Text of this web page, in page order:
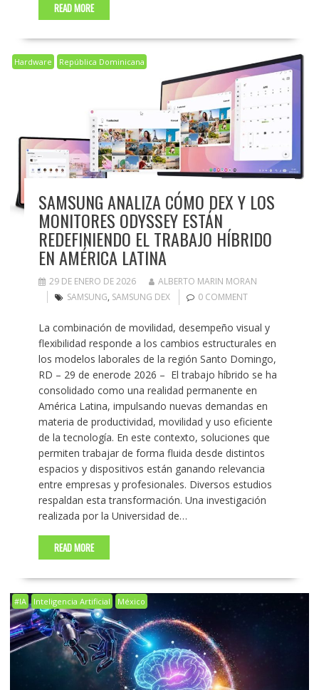
READ MORE
Hardware República Dominicana
SAMSUNG ANALIZA CÓMO DEX Y LOS
MONITORES ODYSSEY ESTÁN
REDEFINIENDO EL TRABAJO HÍBRIDO
EN AMÉRICA LATINA
29 DE ENERO DE 2026
ALBERTO MARIN MORAN
SAMSUNG, SAMSUNG DEX 0 COMMENT
La combinación de movilidad, desempeño visual y
flexibilidad responde a los cambios estructurales en
los modelos laborales de la región Santo Domingo,
RD – 29 de enerode 2026 – El trabajo híbrido se ha
consolidado como una realidad permanente en
América Latina, impulsando nuevas demandas en
materia de productividad, movilidad y uso eficiente
de la tecnología. En este contexto, soluciones que
permiten trabajar de forma fluida desde distintos
espacios y dispositivos están ganando relevancia
entre empresas y profesionales. Diversos estudios
respaldan esta transformación. Una investigación
realizada por la Universidad de…
READ MORE
#IA Inteligencia Artificial México